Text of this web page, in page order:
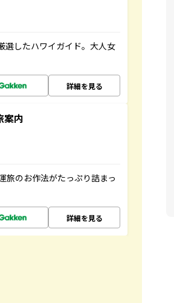
選したハワイガイド。大人女
詳細を見る
案内
旅のお作法がたっぷり詰まっ
詳細を見る